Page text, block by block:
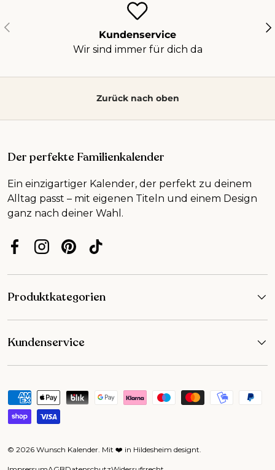
Vorherige
Kundenservice
Wir sind immer für dich da
Zurück nach oben
Der perfekte Familienkalender
Ein einzigartiger Kalender, der perfekt zu deinem
Alltag passt – mit eigenen Titeln und einem Design
ganz nach deiner Wahl.
FacebookInstagram
PinterestTikTok
Produktkategorien
Kundenservice
Zahlungsmethoden
© 2026 Wunsch Kalender Mit ❤️ in Hildesheim designt